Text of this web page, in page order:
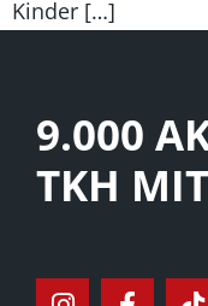
Kinder […]
9.000
TKH